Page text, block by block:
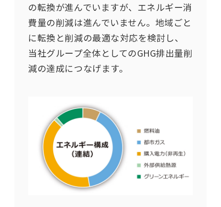
の転換が進んでいますが、エネルギー消
費量の削減は進んでいません。地域ごと
に転換と削減の最適な対応を検討し、
当社グループ全体としてのGHG排出量削
減の達成につなげます。